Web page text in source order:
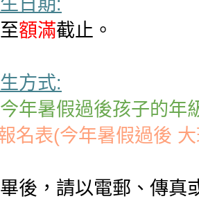
額滿截止。
方式:
今年暑假過後孩子的年
名表(今年暑假過後
後，請以電郵、傳真